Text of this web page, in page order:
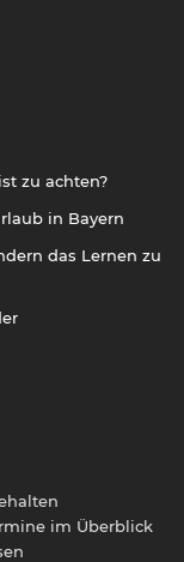
zu achten?
in Bayern
das Lernen zu
im Überblick